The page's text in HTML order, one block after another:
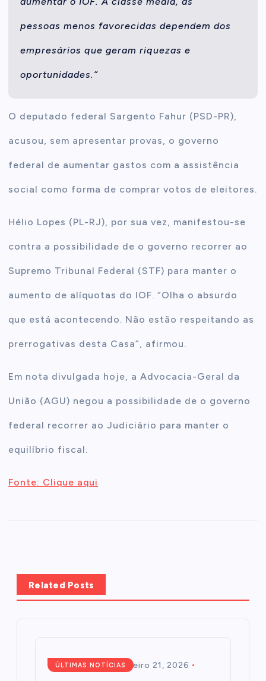
pessoas menos favorecidas dependem dos
empresários que geram riquezas e
oportunidades.”
O deputado federal Sargento Fahur (PSD-PR),
acusou, sem apresentar provas, o governo
federal de aumentar gastos com a assistência
social como forma de comprar votos de eleitores.
Hélio Lopes (PL-RJ), por sua vez, manifestou-se
contra a possibilidade de o governo recorrer ao
Supremo Tribunal Federal (STF) para manter o
aumento de alíquotas do IOF. “Olha o absurdo
que está acontecendo. Não estão respeitando as
prerrogativas desta Casa”, afirmou.
Em nota divulgada hoje, a Advocacia-Geral da
União (AGU) negou a possibilidade de o governo
federal recorrer ao Judiciário para manter o
equilíbrio fiscal.
Fonte: Clique aqui
Related Posts
ÚLTIMAS NOTÍCIAS
Redação fevereiro 21, 2026